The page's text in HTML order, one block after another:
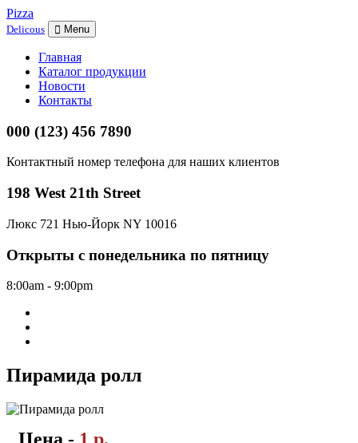
Pizza
Delicous Menu
Главная
Каталог продукции
Новости
Контакты
000 (123) 456 7890
Контактный номер телефона для наших клиентов
198 West 21th Street
Люкс 721 Нью-Йорк NY 10016
Открыты с понедельника по пятницу
8:00am - 9:00pm
Пирамида ролл